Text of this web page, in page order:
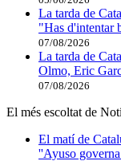
La tarda de
"Has d'intentar
07/08/2026
La tarda de
Olmo, Eric
07/08/2026
El més escoltat de
El matí de
''Ayuso